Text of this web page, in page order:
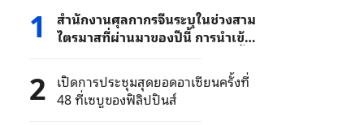
1
สำนักงานศุลกากรจีนระบุในช่วงสาม
ไตรมาสที่ผ่านมาของปีนี้ การนำเข้า
ส่งออกของจีนไปยังอาเซียนเพิ่มขึ้น
9.6% เมื่อเทียบเป็นรายปี
2 เปิดการประชุมสุดยอดอาเซียนครั้งที่
48 ที่เซบูของฟิลิปปินส์